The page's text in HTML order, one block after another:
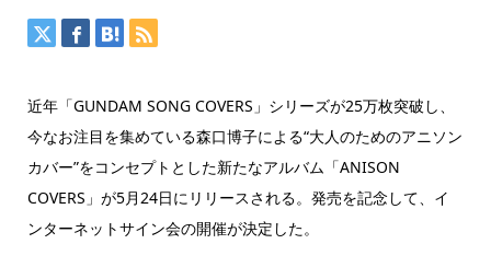
近年「GUNDAM SONG COVERS」シリーズが25万枚突破し、
今なお注目を集めている森口博子による“大人のためのアニソン
カバー”をコンセプトとした新たなアルバム「ANISON
COVERS」が5月24日にリリースされる。発売を記念して、イ
ンターネットサイン会の開催が決定した。